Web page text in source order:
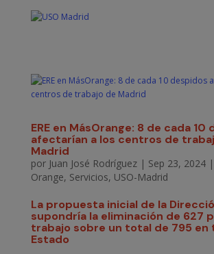
ERE en MásOrange: 8 de cada 10
afectarían a los centros de
Madrid
por Juan José Rodríguez| Sep 23, 2024|
Orange, Servicios, USO-Madrid
La propuesta inicial de la
supondría la eliminación de 627
trabajo sobre un total de 795 en
Estado